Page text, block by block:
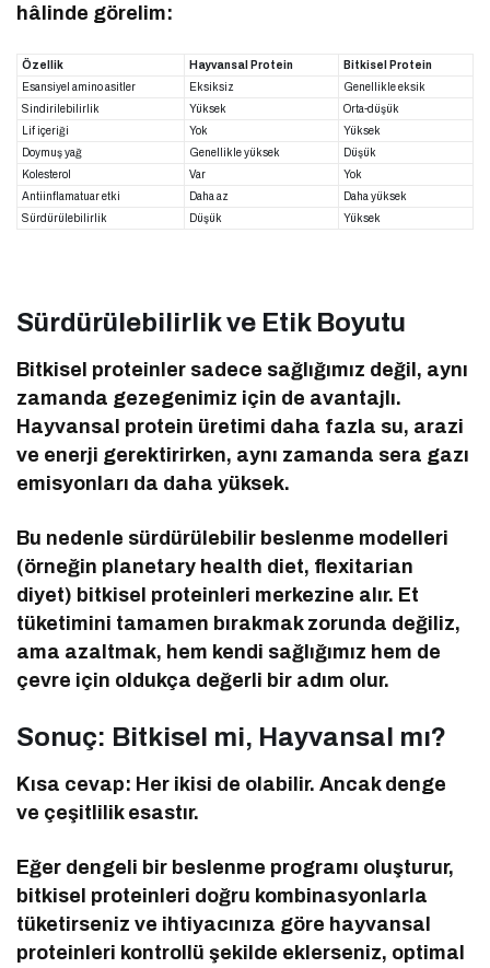
hâlinde görelim:
Özellik Hayvansal Protein
Bitkisel Protein
Esansiyel amino asitler
Eksiksiz
Genellikle eksik
Sindirilebilirlik
Yüksek
Orta-düşük
Lif içeriği
Yok
Yüksek
Doymuş yağ
Genellikle yüksek
Düşük
Kolesterol
Var
Yok
Antiinflamatuar etki
Daha az
Daha yüksek
Sürdürülebilirlik
Düşük Yüksek
Sürdürülebilirlik ve Etik Boyutu
Bitkisel proteinler sadece sağlığımız değil, aynı
zamanda gezegenimiz için de avantajlı.
Hayvansal protein üretimi daha fazla su, arazi
ve enerji gerektirirken, aynı zamanda sera gazı
emisyonları da daha yüksek.
Bu nedenle sürdürülebilir beslenme modelleri
(örneğin planetary health diet, flexitarian
diyet) bitkisel proteinleri merkezine alır. Et
tüketimini tamamen bırakmak zorunda değiliz,
ama azaltmak, hem kendi sağlığımız hem de
çevre için oldukça değerli bir adım olur.
Sonuç: Bitkisel mi, Hayvansal mı?
Kısa cevap: Her ikisi de olabilir. Ancak denge
ve çeşitlilik esastır.
Eğer dengeli bir beslenme programı oluşturur,
bitkisel proteinleri doğru kombinasyonlarla
tüketirseniz ve ihtiyacınıza göre hayvansal
proteinleri kontrollü şekilde eklerseniz, optimal